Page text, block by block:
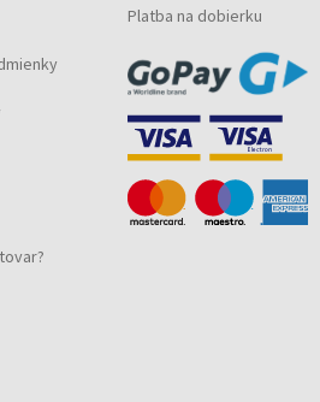
Platba na dobierku